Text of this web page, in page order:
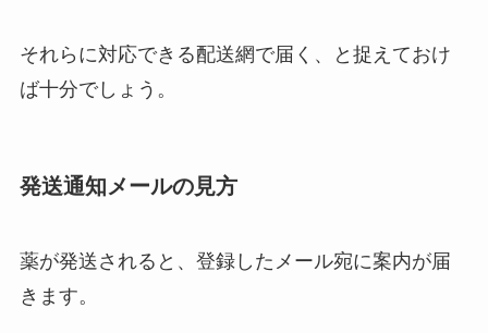
それらに対応できる配送網で届く、と捉えておけ
ば十分でしょう。
発送通知メールの見方
薬が発送されると、登録したメール宛に案内が届
きます。